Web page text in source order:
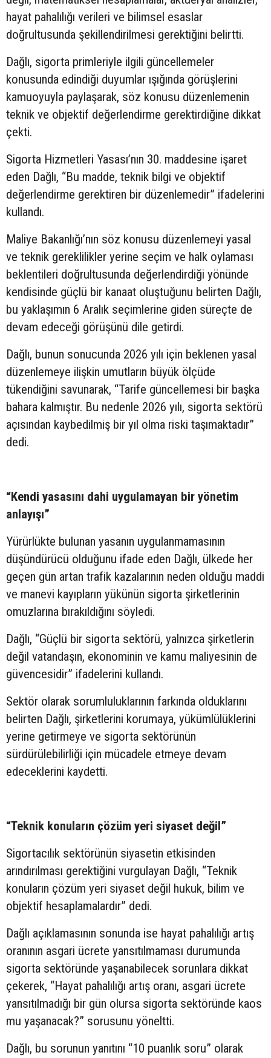
hayat pahalılığı verileri ve bilimsel esaslar
doğrultusunda şekillendirilmesi gerektiğini belirtti.
Dağlı, sigorta primleriyle ilgili güncellemeler
konusunda edindiği duyumlar ışığında görüşlerini
kamuoyuyla paylaşarak, söz konusu düzenlemenin
teknik ve objektif değerlendirme gerektirdiğine dikkat
çekti.
Sigorta Hizmetleri Yasası’nın 30. maddesine işaret
eden Dağlı, “Bu madde, teknik bilgi ve objektif
değerlendirme gerektiren bir düzenlemedir” ifadelerini
kullandı.
Maliye Bakanlığı’nın söz konusu düzenlemeyi yasal
ve teknik gereklilikler yerine seçim ve halk oylaması
beklentileri doğrultusunda değerlendirdiği yönünde
kendisinde güçlü bir kanaat oluştuğunu belirten Dağlı,
bu yaklaşımın 6 Aralık seçimlerine giden süreçte de
devam edeceği görüşünü dile getirdi.
Dağlı, bunun sonucunda 2026 yılı için beklenen yasal
düzenlemeye ilişkin umutların büyük ölçüde
tükendiğini savunarak, “Tarife güncellemesi bir başka
bahara kalmıştır. Bu nedenle 2026 yılı, sigorta sektörü
açısından kaybedilmiş bir yıl olma riski taşımaktadır”
dedi.
“Kendi yasasını dahi uygulamayan bir yönetim
anlayışı”
Yürürlükte bulunan yasanın uygulanmamasının
düşündürücü olduğunu ifade eden Dağlı, ülkede her
geçen gün artan trafik kazalarının neden olduğu maddi
ve manevi kayıpların yükünün sigorta şirketlerinin
omuzlarına bırakıldığını söyledi.
Dağlı, “Güçlü bir sigorta sektörü, yalnızca şirketlerin
değil vatandaşın, ekonominin ve kamu maliyesinin de
güvencesidir” ifadelerini kullandı.
Sektör olarak sorumluluklarının farkında olduklarını
belirten Dağlı, şirketlerini korumaya, yükümlülüklerini
yerine getirmeye ve sigorta sektörünün
sürdürülebilirliği için mücadele etmeye devam
edeceklerini kaydetti.
“Teknik konuların çözüm yeri siyaset değil”
Sigortacılık sektörünün siyasetin etkisinden
arındırılması gerektiğini vurgulayan Dağlı, “Teknik
konuların çözüm yeri siyaset değil hukuk, bilim ve
objektif hesaplamalardır” dedi.
Dağlı açıklamasının sonunda ise hayat pahalılığı artış
oranının asgari ücrete yansıtılmaması durumunda
sigorta sektöründe yaşanabilecek sorunlara dikkat
çekerek, “Hayat pahalılığı artış oranı, asgari ücrete
yansıtılmadığı bir gün olursa sigorta sektöründe kaos
mu yaşanacak?” sorusunu yöneltti.
Dağlı, bu sorunun yanıtını “10 puanlık soru” olarak